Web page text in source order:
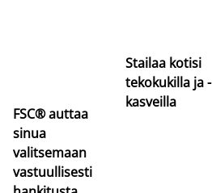
FSC® auttaa
sinua
valitsemaan
vastuullisesti
Stailaa kotisi
tekokukilla ja -
kasveilla